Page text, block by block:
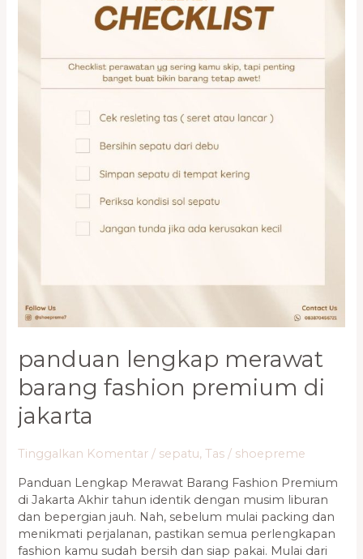
panduan lengkap merawat
barang fashion premium di
jakarta
Tinggalkan Komentar / sepatu,Tas / shoepreme
Panduan Lengkap Merawat Barang Fashion Premium
di Jakarta Akhir tahun identik dengan musim liburan
dan bepergian jauh. Nah, sebelum mulai packing dan
menikmati perjalanan, pastikan semua perlengkapan
fashion kamu sudah bersih dan siap pakai. Mulai dari